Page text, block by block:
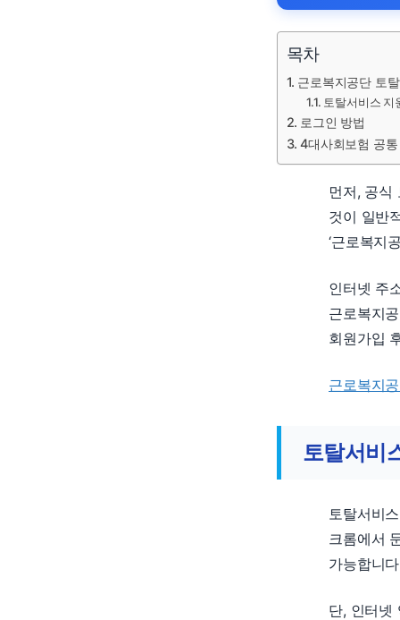
목차
근로복지공단 토
토탈서비스 지
로그인 방법
4대사회보험 공
먼저, 공식
것이 일반
‘근로복지
인터넷 주
근로복지
회원가입
근로복지
토탈서비
토탈서비
크롬에서
가능합니
단, 인터넷